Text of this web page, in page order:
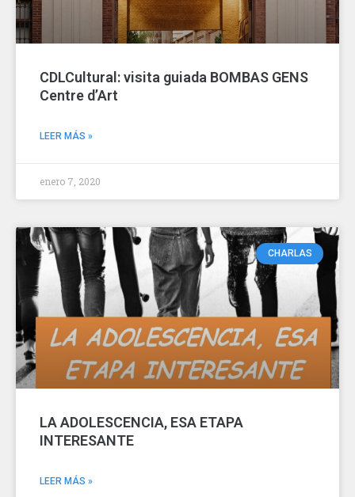
CDLCultural: visita guiada BOMBAS GENS
Centre d’Art
LEER MÁS »
enero 7, 2020
CHARLAS
LA ADOLESCENCIA, ESA ETAPA
INTERESANTE
LEER MÁS »